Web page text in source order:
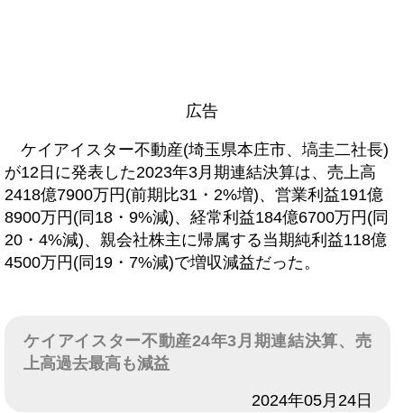
広告
ケイアイスター不動産(埼玉県本庄市、塙圭二社長)
が12日に発表した2023年3月期連結決算は、売上高
2418億7900万円(前期比31・2%増)、営業利益191億
8900万円(同18・9%減)、経常利益184億6700万円(同
20・4%減)、親会社株主に帰属する当期純利益118億
4500万円(同19・7%減)で増収減益だった。
ケイアイスター不動産24年3月期連結決算、売
上高過去最高も減益
2024年05月24日